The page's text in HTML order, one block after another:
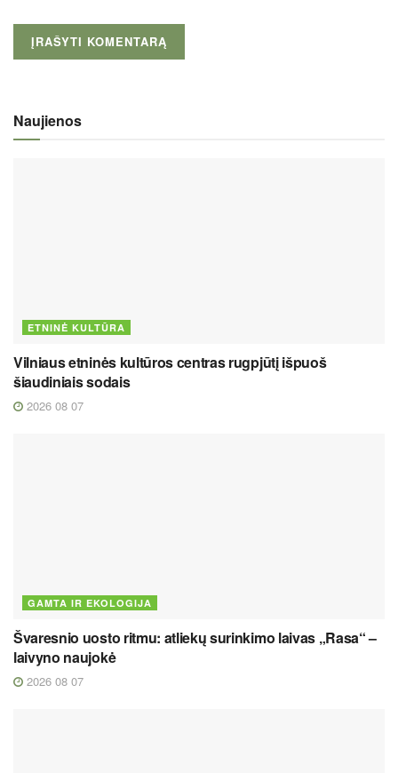
Naujienos
ETNINĖ KULTŪRA
Vilniaus etninės kultūros centras rugpjūtį išpuoš
šiaudiniais sodais
2026 08 07
GAMTA IR EKOLOGIJA
Švaresnio uosto ritmu: atliekų surinkimo laivas „Rasa“ –
laivyno naujokė
2026 08 07